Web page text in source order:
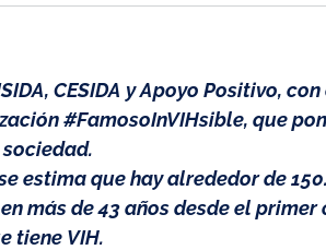
CESIDA y Apoyo Positivo,
#FamosoInVIHsible, que
estima que hay alrededor de
más de 43 años desde el
tiene VIH.